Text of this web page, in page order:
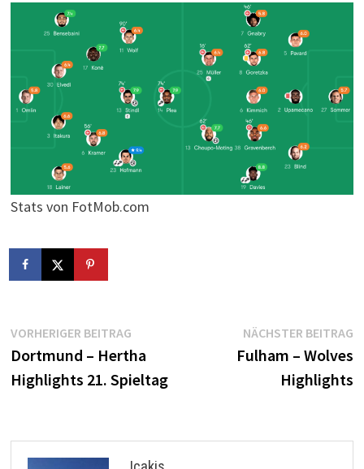
Stats von FotMob.com
Beitragsnavigation
VORHERIGER BEITRAGVorheriger
Beitrag:
Dortmund – Hertha
Highlights 21. Spieltag
NÄCHSTER BEITRAG
Fulham – Wolves
Highlights